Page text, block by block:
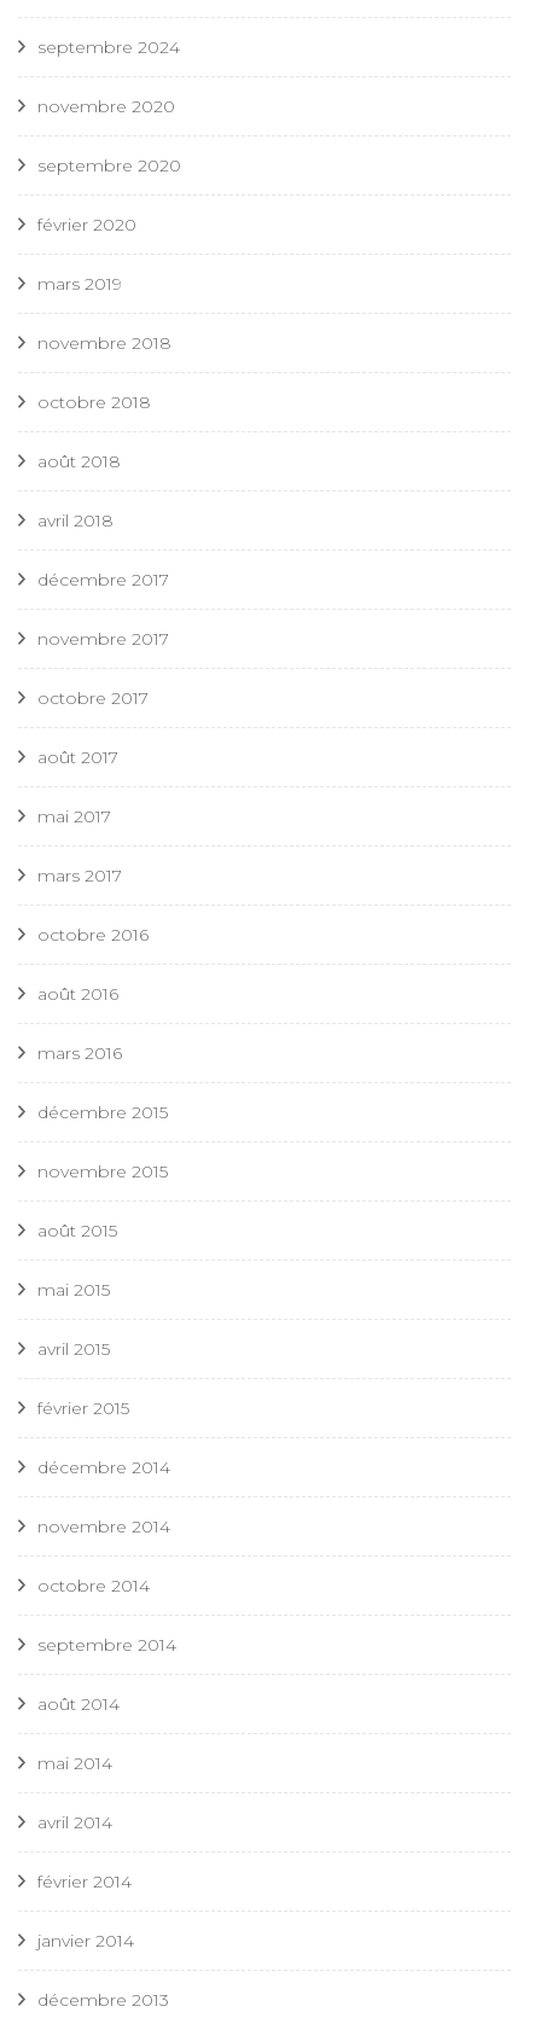
septembre 2024
novembre 2020
septembre 2020
février 2020
mars 2019
novembre 2018
octobre 2018
août 2018
avril 2018
décembre 2017
novembre 2017
octobre 2017
août 2017
mai 2017
mars 2017
octobre 2016
août 2016
mars 2016
décembre 2015
novembre 2015
août 2015
mai 2015
avril 2015
février 2015
décembre 2014
novembre 2014
octobre 2014
septembre 2014
août 2014
mai 2014
avril 2014
février 2014
janvier 2014
décembre 2013